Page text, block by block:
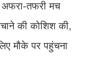
अफरा-तफरी मच
की कोशिश की,
मौके पर पहुंचना